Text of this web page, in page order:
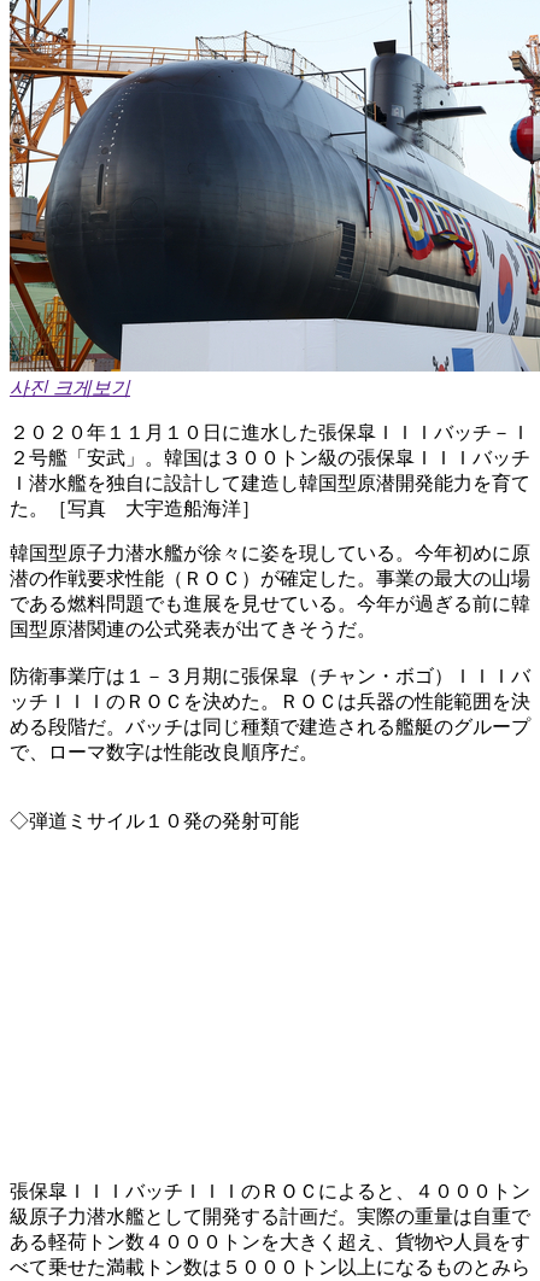
사진 크게보기
２０２０年１１月１０日に進水した張保皐ＩＩＩバッチ－Ｉ
２号艦「安武」。韓国は３００トン級の張保皐ＩＩＩバッチ
Ｉ潜水艦を独自に設計して建造し韓国型原潜開発能力を育て
た。［写真 大宇造船海洋］
韓国型原子力潜水艦が徐々に姿を現している。今年初めに原
潜の作戦要求性能（ＲＯＣ）が確定した。事業の最大の山場
である燃料問題でも進展を見せている。今年が過ぎる前に韓
国型原潜関連の公式発表が出てきそうだ。
防衛事業庁は１－３月期に張保皐（チャン・ボゴ）ＩＩＩバ
ッチＩＩＩのＲＯＣを決めた。ＲＯＣは兵器の性能範囲を決
める段階だ。バッチは同じ種類で建造される艦艇のグループ
で、ローマ数字は性能改良順序だ。
◇弾道ミサイル１０発の発射可能
張保皐ＩＩＩバッチＩＩＩのＲＯＣによると、４０００トン
級原子力潜水艦として開発する計画だ。実際の重量は自重で
ある軽荷トン数４０００トンを大きく超え、貨物や人員をす
べて乗せた満載トン数は５０００トン以上になるものとみら